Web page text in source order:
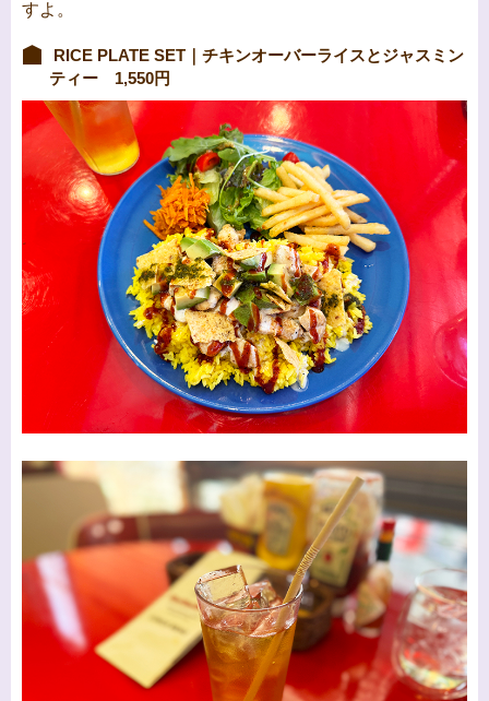
すよ。
RICE PLATE SET｜チキンオーバーライスとジャスミン
ティー 1,550円